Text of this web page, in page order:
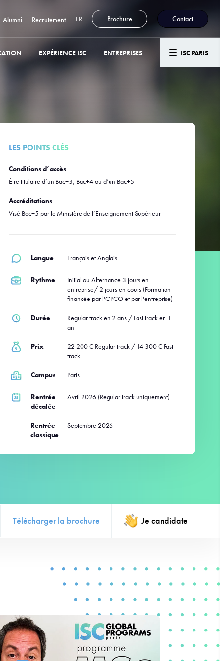
Alumni Recrutement FR Brochure Contact
EXPÉRIENCE ISC ENTREPRISES ISC PARIS
LES POINTS CLÉS
Conditions d’accès
Être titulaire d’un Bac+3, Bac+4 ou d’un Bac+5
Accréditations
Visé Bac+5 par le Ministère de l’Enseignement Supérieur
Langue Français et Anglais
Rythme
Initial ou Alternance 3 jours en
entreprise/ 2 jours en cours (Formation
financée par l'OPCO et par l'entreprise)
Durée
Regular track en 2 ans / Fast track en 1
an
Prix
22 200 € Regular track / 14 300 € Fast
track
Campus Paris
Rentrée
décalée
Avril 2026 (Regular track uniquement)
Rentrée
classique
Septembre 2026
Télécharger la brochure Je candidate